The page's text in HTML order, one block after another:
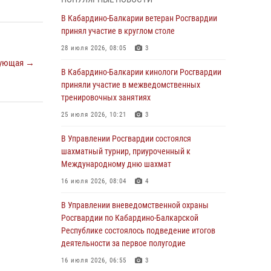
→
В Росгвардии вспоминают российских
воинов, погибших в Первой мировой войне
Директор Росгвардии Герой России генерал
армии Виктор Золотов поздравил
специалистов подразделений тыла с
01 августа 2026, 00:10
Росгвардия обеспечивает безопасность
граждан на южном направлении
Состоялась рабочая встреча директора
Росгвардии Героя России генерала армии
Виктора Золотова с заместителем
полномочного представителя Президента
В Кабардино-Балкарии ветеран Росгвардии
принял участие в круглом столе
28 июля 2026, 08:05 3
В Кабардино-Балкарии кинологи Росгвардии
приняли участие в межведомственных
тренировочных занятиях
25 июля 2026, 10:21 3
В Управлении Росгвардии состоялся
шахматный турнир, приуроченный к
Международному дню шахмат
16 июля 2026, 08:04 4
В Управлении вневедомственной охраны
Росгвардии по Кабардино-Балкарской
Республике состоялось подведение итогов
деятельности за первое полугодие
16 июля 2026, 06:55 3